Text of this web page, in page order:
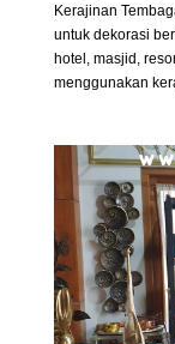
Kerajinan
untuk dekorasi
hotel, masjid,
menggunakan